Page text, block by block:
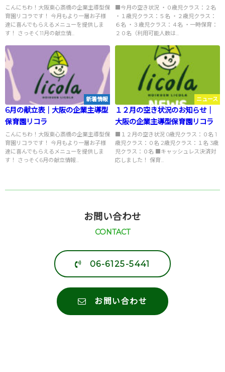
こんにちわ！大阪東心斎橋の企業主導型保
育園リコラです！ 今月もより一層お子様
達に喜んでもらえるメニューを提供しま
す！ さっそく11月の献立情...
主導型保育園リコラ
■今月の空き状況 ・０歳児クラス：２名
・１歳児クラス：５名 ・２歳児クラス：
６名 ・３歳児クラス：４名 ・一時保育：
２０名（利用可能人数は...
新着情報
6月の献立表｜大阪の企業主導型
保育園リコラ
こんにちわ！大阪東心斎橋の企業主導型保
育園リコラです！ 今月もより一層お子様
達に喜んでもらえるメニューを提供しま
す！ さっそく6月の献立情報...
ニュース
１２月の空き状況のお知らせ｜
大阪の企業主導型保育園リコラ
■１２月の空き状況 0歳児クラス：０名 1
歳児クラス：０名 2歳児クラス：１名 3歳
児クラス：０名 ■キャッシュレス決済対
応しました！ 保育...
お問い合わせ
CONTACT
06-6125-5441
お問い合わせ